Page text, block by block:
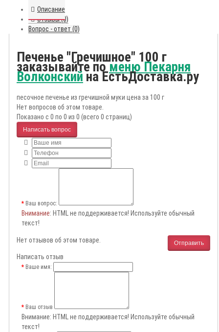
Описание
Отзывы (0)
Вопрос - ответ (0)
Печенье "Гречишное" 100 г
заказывайте поменю Пекарня
Волконскийна ЕстьДоставка.ру
песочное печенье из гречишной муки цена за 100 г
Нет вопросов об этом товаре.
Показано с 0 по 0 из 0 (всего 0 страниц)
Написать вопрос
Ваш вопрос:
Внимание: HTML не поддерживается! Используйте обычный
текст!
Отправить
Нет отзывов об этом товаре.
Написать отзыв
Ваше имя:
Ваш отзыв
Внимание: HTML не поддерживается! Используйте обычный
текст!